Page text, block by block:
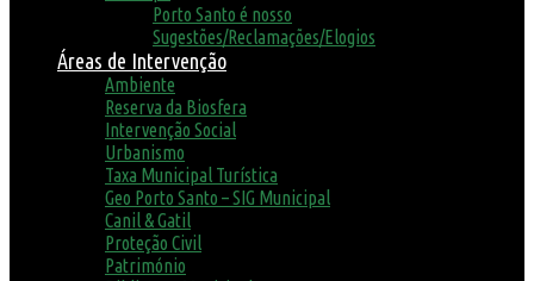
Porto Santo é nosso
Sugestões/Reclamações/Elogios
Áreas de Intervenção
Ambiente
Reserva da Biosfera
Intervenção Social
Urbanismo
Taxa Municipal Turística
Geo Porto Santo – SIG Municipal
Canil & Gatil
Proteção Civil
Património